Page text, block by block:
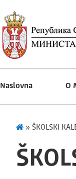
Naslovna O
» ŠKOLSKI